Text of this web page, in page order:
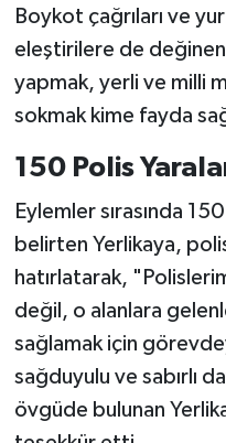
Boykot çağrıları ve
eleştirilere de değinen
yapmak, yerli ve milli
sokmak kime fayda
150 Polis
Eylemler sırasında
belirten Yerlikaya,
hatırlatarak,
değil, o alanlara
sağlamak için
sağduyulu ve sabırlı
övgüde bulunan